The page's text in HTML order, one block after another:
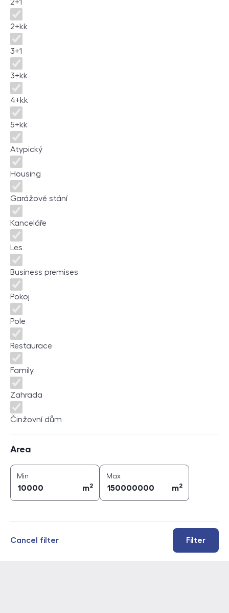
2+1
2+kk
3+1
3+kk
4+kk
5+kk
Atypický
Housing
Garážové stání
Kanceláře
Les
Business premises
Pokoj
Pole
Restaurace
Family
Zahrada
Činžovní dům
Area
Min
m2
Maxarea (
m2
Filter
Cancel filter